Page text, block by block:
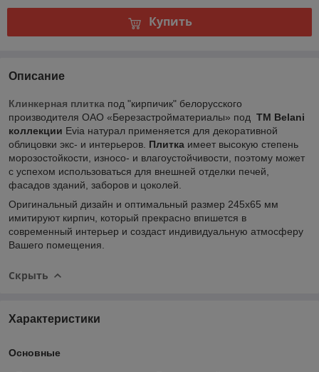
Купить
Описание
Клинкерная плитка под "кирпичик" белорусского
производителя ОАО «Березастройматериалы» под ТМ Belani
коллекции Evia натурал применяется для декоративной
облицовки экс- и интерьеров. Плитка имеет высокую степень
морозостойкости, износо- и влагоустойчивости, поэтому может
с успехом использоваться для внешней отделки печей,
фасадов зданий, заборов и цоколей.
Оригинальный дизайн и оптимальный размер 245x65 мм
имитируют кирпич, который прекрасно впишется в
современный интерьер и создаст индивидуальную атмосферу
Вашего помещения.
Скрыть
Характеристики
Основные